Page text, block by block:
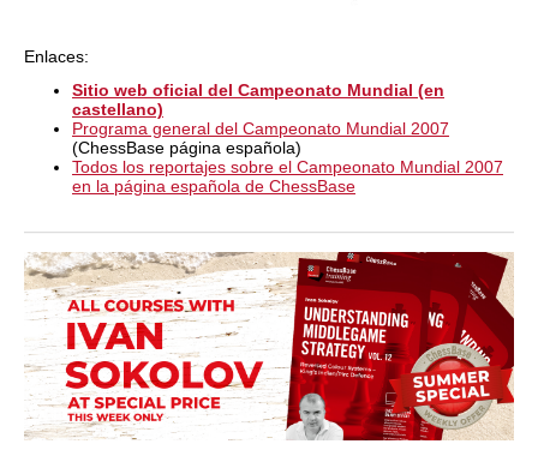
Enlaces:
Sitio web oficial del Campeonato Mundial (en
castellano)
Programa general del Campeonato Mundial 2007
(ChessBase página española)
Todos los reportajes sobre el Campeonato Mundial 2007
en la página española de ChessBase